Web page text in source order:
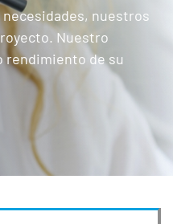
nuestros
Nuestro
rendimiento de su